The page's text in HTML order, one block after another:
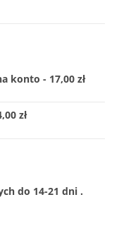
konto - 17,00 zł
zł
do 14-21 dni .